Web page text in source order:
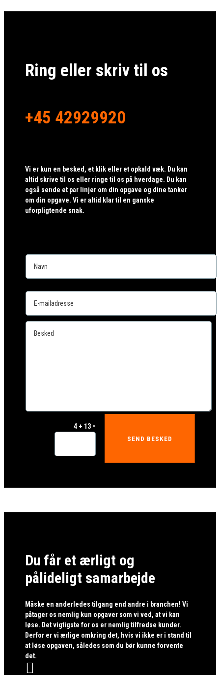
Ring eller skriv til os
+45 42929920
Vi er kun en besked, et klik eller et opkald væk. Du kan
altid skrive til os eller ringe til os på hverdage. Du kan
også sende et par linjer om din opgave og dine tanker
om din opgave. Vi er altid klar til en ganske
uforpligtende snak.
4 + 13=
SEND BESKED
Du får et ærligt og
pålideligt samarbejde
Måske en anderledes tilgang end andre i branchen! Vi
påtager os nemlig kun opgaver som vi ved, at vi kan
løse. Det vigtigste for os er nemlig tilfredse kunder.
Derfor er vi ærlige omkring det, hvis vi ikke er i stand til
at løse opgaven, således som du bør kunne forvente
det.
